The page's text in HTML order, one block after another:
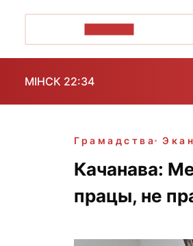
МІНСК 22:34
Грамадства
Качанава:
працы, не